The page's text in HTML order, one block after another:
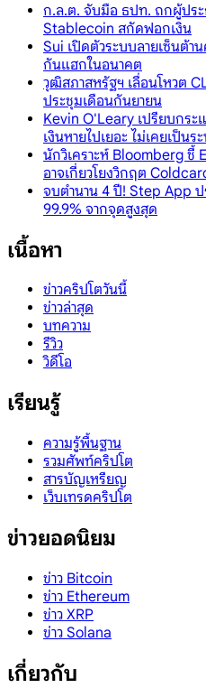
ก.ล.ต. จับมือ ธปท. ถกผู้ปร
Stablecoin สกัดฟอกเงิน
Sui เปิดตัวระบบลายเซ็นต้า
กันแฮกในอนาคต
วุฒิสภาสหรัฐฯ เลื่อนโหวต
ประชุมเดือนกันยายน
Kevin O'Leary เปรียบกร
เงินหายไปเยอะ ไม่เคยเป็น
นักวิเคราะห์ Bloomberg ชี้
อาจเกี่ยวโยงวิกฤต
จบตำนาน 4 ปี! Step App ป
99.9% จากจุดสูงสุด
เนื้อหา
ข่าวคริปโตวันนี้
ข่าวล่าสุด
บทความ
รีวิว
วิดีโอ
เรียนรู้
ความรู้พื้นฐาน
รวมศัพท์คริปโต
สารบัญเหรียญ
เว็บเทรดคริปโต
ข่าวยอดนิยม
ข่าว Bitcoin
ข่าว Ethereum
ข่าว XRP
ข่าว Solana
เกี่ยวกับ